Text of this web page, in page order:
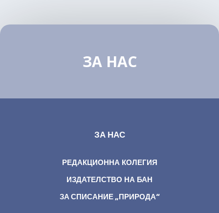
ЗА НАС
ЗА НАС
РЕДАКЦИОННА КОЛЕГИЯ
ИЗДАТЕЛСТВО НА БАН
ЗА СПИСАНИЕ „ПРИРОДА“